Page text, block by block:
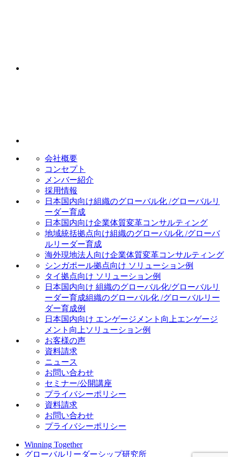
会社概要
コンセプト
メンバー紹介
採用情報
日本国内向け組織のグローバル化 /グローバルリ
ーダー育成
日本国内向け企業体質変革コンサルティング
地域統括拠点向け組織のグローバル化 /グローバ
ルリーダー育成
海外現地法人向け企業体質変革コンサルティング
シンガポール拠点向け ソリューション例
タイ拠点向け ソリューション例
日本国内向け 組織のグローバル化/グローバルリ
ーダー育成組織のグローバル化 /グローバルリー
ダー育成例
日本国内向け エンゲージメント向上エンゲージ
メント向上ソリューション例
お客様の声
資料請求
ニュース
お問い合わせ
セミナー/公開講座
プライバシーポリシー
資料請求
お問い合わせ
プライバシーポリシー
Winning Together
グローバルリーダーシップ研究所